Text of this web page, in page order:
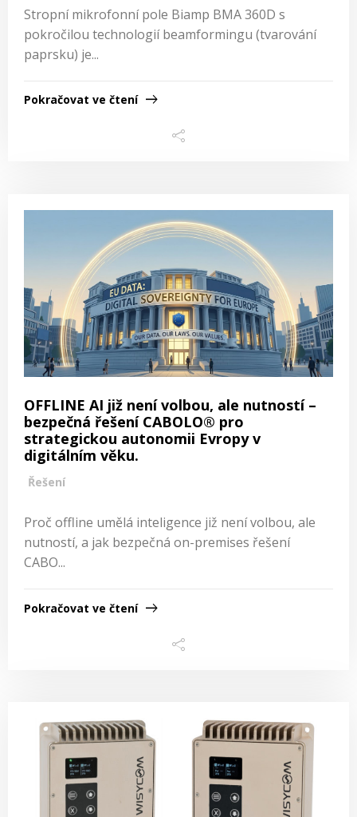
Stropní mikrofonní pole Biamp BMA 360D s
pokročilou technologií beamformingu (tvarování
paprsku) je...
Pokračovat ve čtení
OFFLINE AI již není volbou, ale nutností –
bezpečná řešení CABOLO® pro
strategickou autonomii Evropy v
digitálním věku.
Řešení
Proč offline umělá inteligence již není volbou, ale
nutností, a jak bezpečná on-premises řešení
CABO...
Pokračovat ve čtení